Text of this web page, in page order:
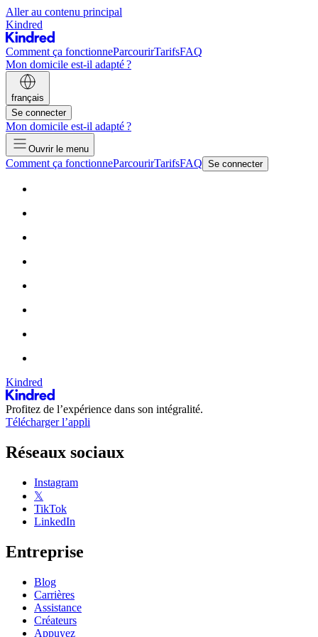
Aller au contenu principal
Kindred
Comment ça fonctionneParcourirTarifsFAQ
Mon domicile est-il adapté ?
français
Se connecter
Mon domicile est-il adapté ?
Ouvrir le menu
Comment ça fonctionneParcourirTarifsFAQ Se connecter
Kindred
Profitez de l’expérience dans son intégralité.
Télécharger l’appli
Réseaux sociaux
Instagram
𝕏
TikTok
LinkedIn
Entreprise
Blog
Carrières
Assistance
Créateurs
Appuyez